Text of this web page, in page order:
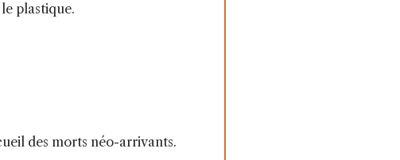
plastique.
des morts néo-arrivants.